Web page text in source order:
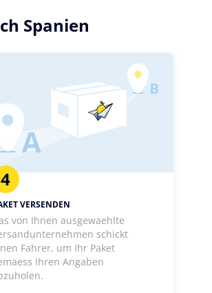
Spanien
4
VERSENDEN
von Ihnen ausgewaehlte
schickt
Fahrer, um Ihr Paket
Ihren Angaben